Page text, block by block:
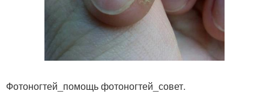
Фотоногтей_помощь фотоногтей_совет.